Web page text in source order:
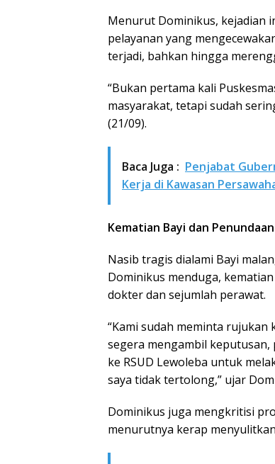
Menurut Dominikus, kejadian
pelayanan yang
terjadi, bahkan hingga
“Bukan pertama kali
masyarakat, tetapi sudah
(21/09).
Baca Juga : Penjabat
Kerja di Kawasan
Kematian Bayi dan
Nasib tragis dialami Bayi
Dominikus menduga,
dokter dan sejumlah perawat.
“Kami sudah meminta
segera mengambil
ke RSUD Lewoleba untuk
saya tidak tertolong,” ujar
Dominikus juga mengkritisi
menurutnya kerap